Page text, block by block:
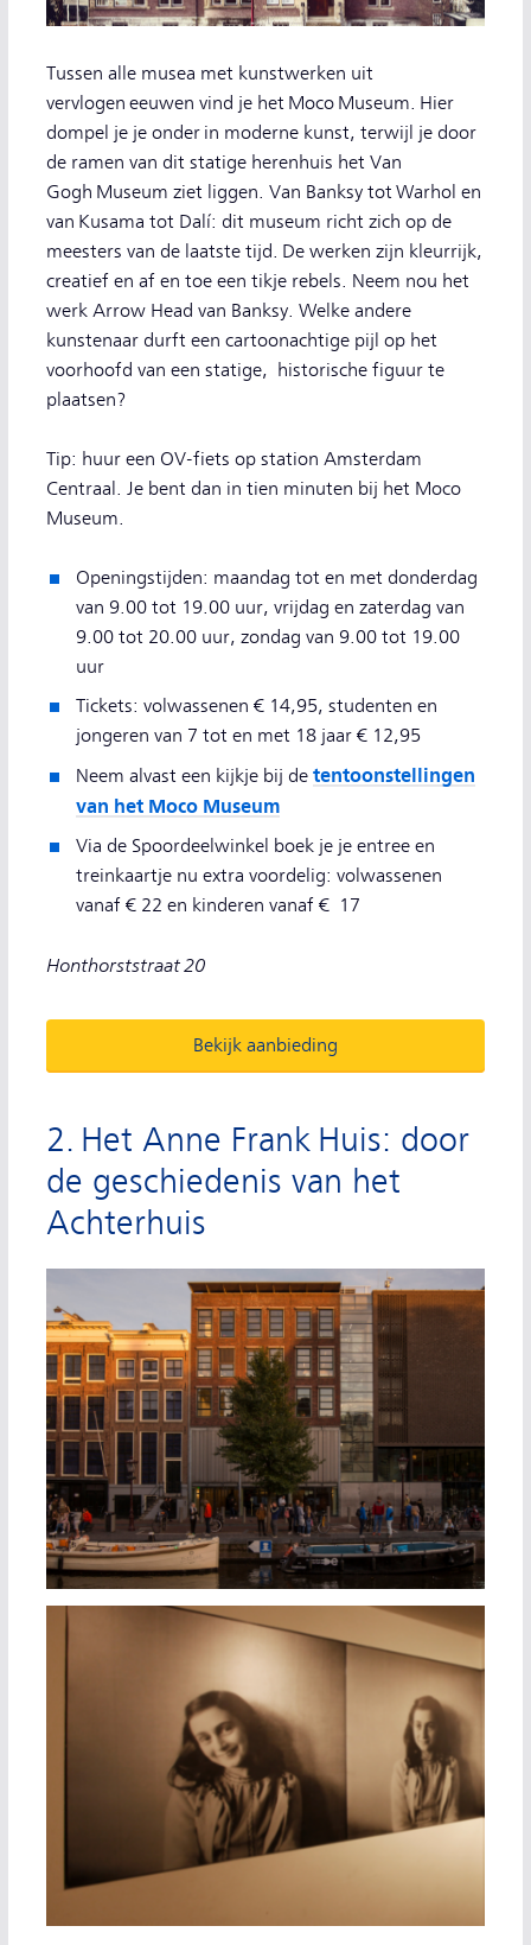
Tussen alle musea met kunstwerken uit
vervlogen eeuwen vind je het Moco Museum. Hier
dompel je je onder in moderne kunst, terwijl je door
de ramen van dit statige herenhuis het Van
Gogh Museum ziet liggen. Van Banksy tot Warhol en
van Kusama tot Dalí: dit museum richt zich op de
meesters van de laatste tijd. De werken zijn kleurrijk,
creatief en af en toe een tikje rebels. Neem nou het
werk Arrow Head van Banksy. Welke andere
kunstenaar durft een cartoonachtige pijl op het
voorhoofd van een statige, historische figuur te
plaatsen?
Tip: huur een OV-fiets op station Amsterdam
Centraal. Je bent dan in tien minuten bij het Moco
Museum.
Openingstijden: maandag tot en met donderdag
van 9.00 tot 19.00 uur, vrijdag en zaterdag van
9.00 tot 20.00 uur, zondag van 9.00 tot 19.00
uur
Tickets: volwassenen € 14,95, studenten en
jongeren van 7 tot en met 18 jaar € 12,95
Neem alvast een kijkje bij de tentoonstellingen
van het Moco Museum
Via de Spoordeelwinkel boek je je entree en
treinkaartje nu extra voordelig: volwassenen
vanaf € 22 en kinderen vanaf € 17
Honthorststraat 20
Bekijk aanbieding
2. Het Anne Frank Huis: door
de geschiedenis van het
Achterhuis